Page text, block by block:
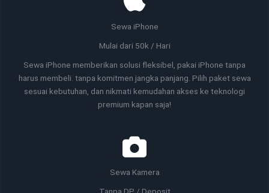
Sewa iPhone
Mulai dari 50k / Hari
Sewa iPhone memberikan solusi fleksibel, pakai iPhone tanpa
harus membeli. tanpa komitmen jangka panjang. Pilih paket sewa
sesuai kebutuhan, dan nikmati kemudahan akses ke teknologi
premium kapan saja!
Sewa Kamera
Tanpa DP / Deposit